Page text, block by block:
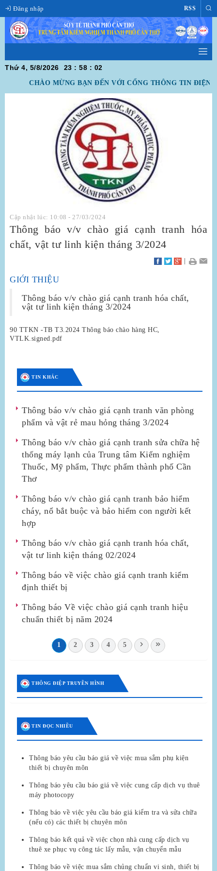
Đăng nhập RSS
Thứ 4, 5/8/2026 23 : 58 : 02
CHÀO MỪNG BẠN ĐẾN VỚI CỔNG THÔNG TIN ĐIỆN
Cập nhật lúc: 10:08 - 27/03/2024
Thông báo v/v chào giá cạnh tranh hóa
chất, vật tư linh kiện tháng 3/2024
GIỚI THIỆU
Thông báo v/v chào giá cạnh tranh hóa chất,
vật tư linh kiện tháng 3/2024
90 TTKN -TB T3.2024 Thông báo chào hàng HC,
VTLK.signed.pdf
TIN KHÁC
Thông báo v/v chào giá cạnh tranh văn phòng
phẩm và vật rẻ mau hỏng tháng 3/2024
Thông báo v/v chào giá cạnh tranh sửa chữa hệ
thống máy lạnh của Trung tâm Kiểm nghiệm
Thuốc, Mỹ phẩm, Thực phẩm thành phố Cần
Thơ
Thông báo v/v chào giá cạnh tranh bảo hiểm
cháy, nổ bắt buộc và bảo hiểm con người kết
hợp
Thông báo v/v chào giá cạnh tranh hóa chất,
vật tư linh kiện tháng 02/2024
Thông báo về việc chào giá cạnh tranh kiểm
định thiết bị
Thông báo Về việc chào giá cạnh tranh hiệu
chuẩn thiết bị năm 2024
1 2 3 4 5
THÔNG ĐIỆP TRUYỀN HÌNH
TIN ĐỌC NHIỀU
Thông báo yêu cầu báo giá về việc mua sắm phụ kiện
thiết bị chuyên môn
Thông báo yêu cầu báo giá về việc cung cấp dịch vụ thuê
máy photocopy
Thông báo về việc yêu cầu báo giá kiểm tra và sửa chữa
(nếu có) các thiết bị chuyên môn
Thông báo kết quả về việc chọn nhà cung cấp dịch vụ
thuê xe phục vụ công tác lấy mẫu, vận chuyển mẫu
Thông báo về việc mua sắm chủng chuẩn vi sinh, thiết bị